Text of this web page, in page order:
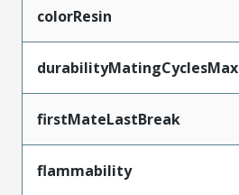
colorResin
durabilityMatingCyclesMax
firstMateLastBreak
flammability